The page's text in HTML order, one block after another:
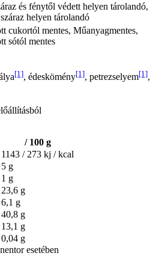
és fénytől védett helyen tárolandó,
helyen tárolandó
cukortól mentes, Műanyagmentes,
sótól mentes
[1], édeskömény[1], petrezselyem[1],
/ 100 g
1143 / 273 kj / kcal
5 g
1 g
23,6 g
6,1 g
40,8 g
13,1 g
0,04 g
esetében